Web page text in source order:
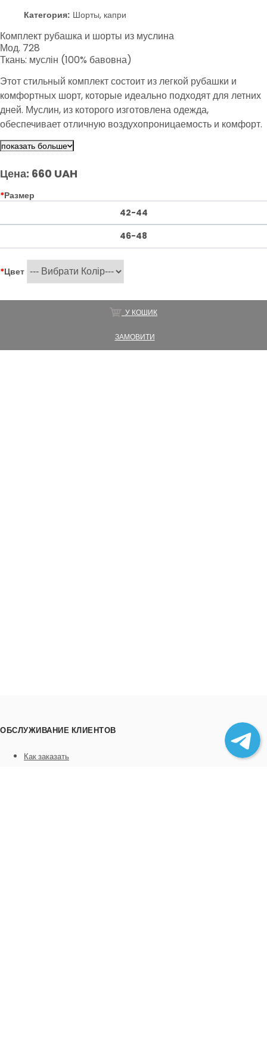
Категория: Шорты, капри
Комплект рубашка и шорты из муслина
Мод. 728
Ткань: муслін (100% бавовна)
Этот стильный комплект состоит из легкой рубашки и
комфортных шорт, которые идеально подходят для летних
дней. Муслин, из которого изготовлена одежда,
обеспечивает отличную воздухопроницаемость и комфорт.
Выбирайте из трех элегантных цветов, чтобы создать свой
уникальный образ.
показать больше
Цена: 660 UAH
*Размер
42-44
46-48
*Цвет
У КОШИК
ЗАМОВИТИ
ОБСЛУЖИВАНИЕ КЛИЕНТОВ
Как заказать